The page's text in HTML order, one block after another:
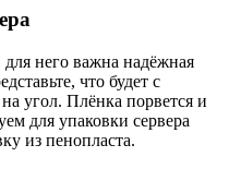
для него важна надёжная
что будет с
угол. Плёнка порвется и
для упаковки сервера
из пенопласта.